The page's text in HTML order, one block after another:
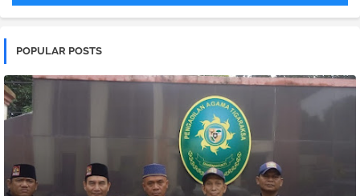
POPULAR POSTS